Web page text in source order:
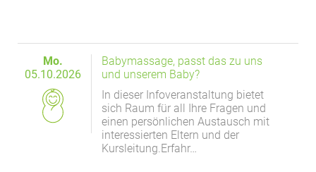
Mo.
05.10.2026
Babymassage, passt das zu uns
und unserem Baby?
In dieser Infoveranstaltung bietet
sich Raum für all Ihre Fragen und
einen persönlichen Austausch mit
interessierten Eltern und der
Kursleitung.Erfahr…